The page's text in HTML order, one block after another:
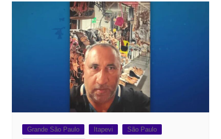
Grande São Paulo Itapevi
São Paulo